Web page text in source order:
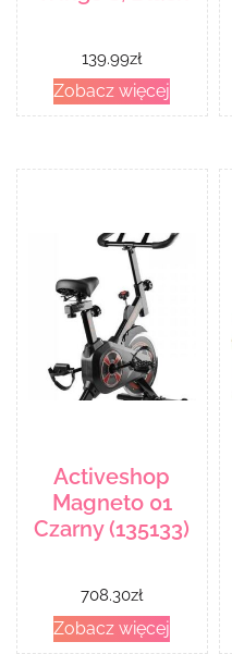
139.99zł
Zobacz więcej
Activeshop
Magneto 01
Czarny (135133)
708.30zł
Zobacz więcej